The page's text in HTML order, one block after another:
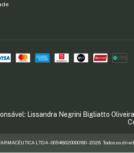
Lissandra Negrini Bigliatto
LTDA - 00548620000160 - 2026. Todos os